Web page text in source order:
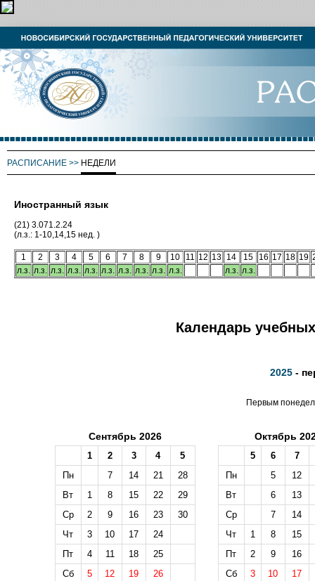
РАСПИСАНИЕ >> НЕДЕЛИ
Иностранный язык
(21) 3.071.2.24
(л.з.: 1-10,14,15 нед. )
1 2 3 4 5 6 7 8 9 10 11 12 13 14 15 16 17 18 19
л.з. л.з. л.з. л.з. л.з. л.з. л.з. л.з. л.з. л.з. л.з. л.з.
Календарь
2025 -
Первым
Сентябрь 2026
1 2 3 4
5
Пн
7 14 21
28
Вт
1 8 15 22
29
Ср
2 9 16 23
30
Чт
3 10 17
24
Пт
4 11 18
25
Сб
5 12 19
26
Октябрь
5 6
7
Пн
5
12
Вт
6
13
Ср
7
14
Чт
1 8
15
Пт
2 9
16
Сб
3 10
17